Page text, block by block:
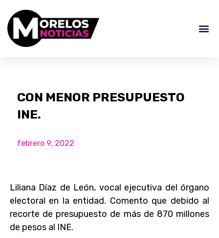
CON MENOR PRESUPUESTO
INE.
febrero 9, 2022
Liliana Díaz de León, vocal ejecutiva del órgano
electoral en la entidad. Comento que debido al
recorte de presupuesto de más de 870 millones
de pesos al INE.